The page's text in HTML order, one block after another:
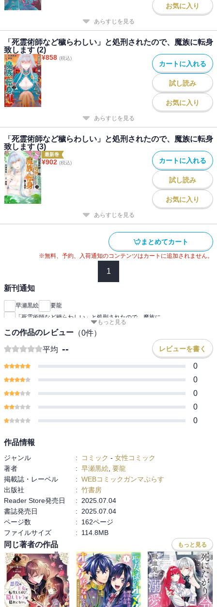
お気に入り
あらすじを見る
「死霊術師など穢らわしい」と処刑されたので、魔族に転身
致します (2)
¥858 (税込)
カートに入れる
試し読み
お気に入り
あらすじを見る
「死霊術師など穢らわしい」と処刑されたので、魔族に転身
致します (3)
最新巻
¥902 (税込) カートに入れる
試し読み
お気に入り
あらすじを見る
まとめてカート
※無料、予約、入荷通知のコンテンツはカートに追加されません。
1
新刊通知
早瀬黒絵
要龍
「死霊術師など穢らわしい」と処刑されたので、魔族に
もっと見る
この作品のレビュー （0件）
平均 -- レビューを書く
0
0
0
0
0
作品情報
ジャンル : コミック - 女性コミック
著者
: 早瀬黒絵 要龍
掲載誌・レーベル
: WEBコミックガンマぷらす
出版社
: 竹書房
Reader Store発売日
:
2025.07.04
書誌発売日
:
2025.07.04
ページ数
:
162ページ
ファイルサイズ
: 114.8MB
同じ著者の作品 もっと見る